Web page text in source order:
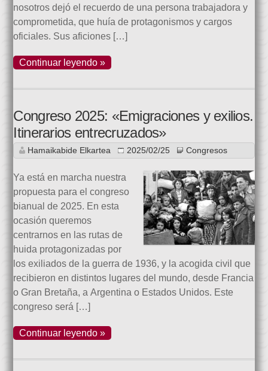
nosotros dejó el recuerdo de una persona trabajadora y
comprometida, que huía de protagonismos y cargos
oficiales. Sus aficiones […]
Continuar leyendo »
Congreso 2025: «Emigraciones y exilios.
Itinerarios entrecruzados»
Hamaikabide Elkartea 2025/02/25 Congresos
Ya está en marcha nuestra
propuesta para el congreso
bianual de 2025. En esta
ocasión queremos
centrarnos en las rutas de
huida protagonizadas por
los exiliados de la guerra de 1936, y la acogida civil que
recibieron en distintos lugares del mundo, desde Francia
o Gran Bretaña, a Argentina o Estados Unidos. Este
congreso será […]
Continuar leyendo »